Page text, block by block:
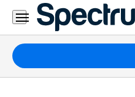
Residencial
Business
Paquetes
Internet